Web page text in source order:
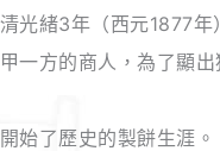
光緒3年（西元1877年
一方的商人，為了顯
始了歷史的製餅生涯。